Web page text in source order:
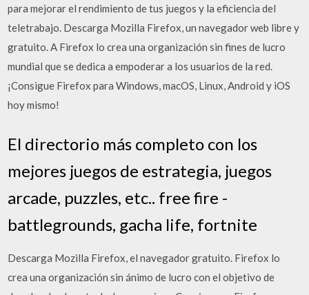
para mejorar el rendimiento de tus juegos y la eficiencia del
teletrabajo. Descarga Mozilla Firefox, un navegador web libre y
gratuito. A Firefox lo crea una organización sin fines de lucro
mundial que se dedica a empoderar a los usuarios de la red.
¡Consigue Firefox para Windows, macOS, Linux, Android y iOS
hoy mismo!
El directorio más completo con los
mejores juegos de estrategia, juegos
arcade, puzzles, etc.. free fire -
battlegrounds, gacha life, fortnite
Descarga Mozilla Firefox, el navegador gratuito. Firefox lo
crea una organización sin ánimo de lucro con el objetivo de